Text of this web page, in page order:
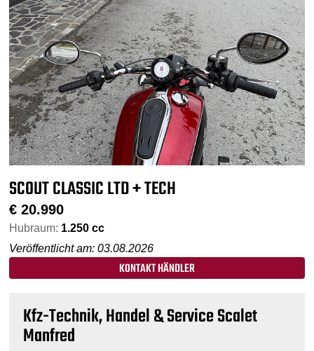
SCOUT CLASSIC LTD + TECH
€20.990
Hubraum: 1.250 cc
Veröffentlicht am: 03.08.2026
KONTAKT HÄNDLER
Kfz-Technik, Handel & Service Scalet
Manfred